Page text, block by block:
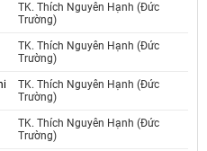
TK. Thích Nguyên Hạnh (Đức
Trường)
TK. Thích Nguyên Hạnh (Đức
Trường)
TK. Thích Nguyên Hạnh (Đức
Trường)
TK. Thích Nguyên Hạnh (Đức
Trường)